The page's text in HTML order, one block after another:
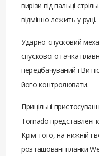
вирізи під пальці
відмінно лежить у руці.
Ударно-спусковий
спускового гачка
передбачуваний і Ви
його контролювати.
Прицільні
Tornado представлені
Крім того, на нижній і
розташовані планки